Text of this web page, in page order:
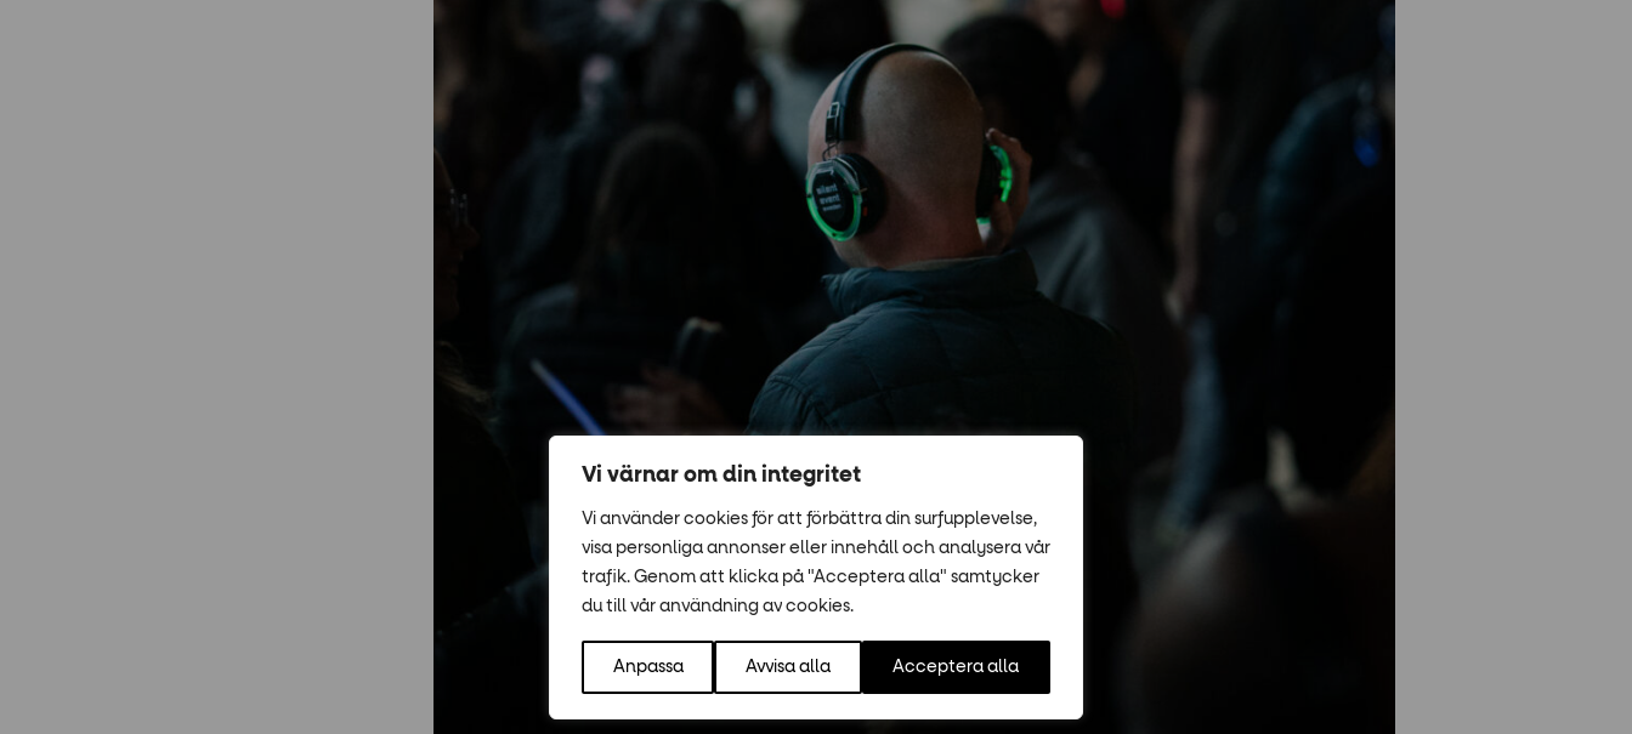
Vi värnar om din integritet
Vi använder cookies för att förbättra din surfupplevelse,
visa personliga annonser eller innehåll och analysera vår
trafik. Genom att klicka på "Acceptera alla" samtycker
du till vår användning av cookies.
Anpassa Avvisa alla Acceptera alla